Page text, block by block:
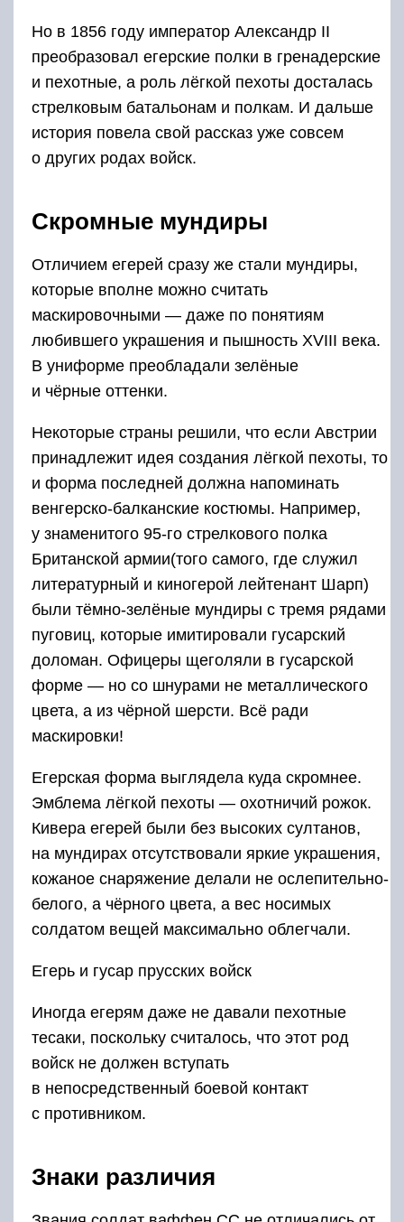
Но в 1856 году император Александр II
преобразовал егерские полки в гренадерские
и пехотные, а роль лёгкой пехоты досталась
стрелковым батальонам и полкам. И дальше
история повела свой рассказ уже совсем
о других родах войск.
Скромные мундиры
Отличием егерей сразу же стали мундиры,
которые вполне можно считать
маскировочными — даже по понятиям
любившего украшения и пышность XVIII века.
В униформе преобладали зелёные
и чёрные оттенки.
Некоторые страны решили, что если Австрии
принадлежит идея создания лёгкой пехоты, то
и форма последней должна напоминать
венгерско-балканские костюмы. Например,
у знаменитого 95-го стрелкового полка
Британской армии(того самого, где служил
литературный и киногерой лейтенант Шарп)
были тёмно-зелёные мундиры с тремя рядами
пуговиц, которые имитировали гусарский
доломан. Офицеры щеголяли в гусарской
форме — но со шнурами не металлического
цвета, а из чёрной шерсти. Всё ради
маскировки!
Егерская форма выглядела куда скромнее.
Эмблема лёгкой пехоты — охотничий рожок.
Кивера егерей были без высоких султанов,
на мундирах отсутствовали яркие украшения,
кожаное снаряжение делали не ослепительно-
белого, а чёрного цвета, а вес носимых
солдатом вещей максимально облегчали.
Егерь и гусар прусских войск
Иногда егерям даже не давали пехотные
тесаки, поскольку считалось, что этот род
войск не должен вступать
в непосредственный боевой контакт
с противником.
Знаки различия